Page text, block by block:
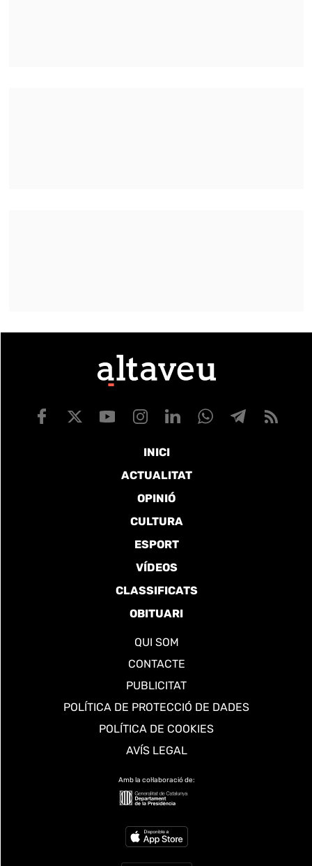
INICI
ACTUALITAT
OPINIÓ
CULTURA
ESPORT
VÍDEOS
CLASSIFICATS
OBITUARI
QUI SOM
CONTACTE
PUBLICITAT
POLÍTICA DE PROTECCIÓ DE DADES
POLÍTICA DE COOKIES
AVÍS LEGAL
Amb la col·laboració de: